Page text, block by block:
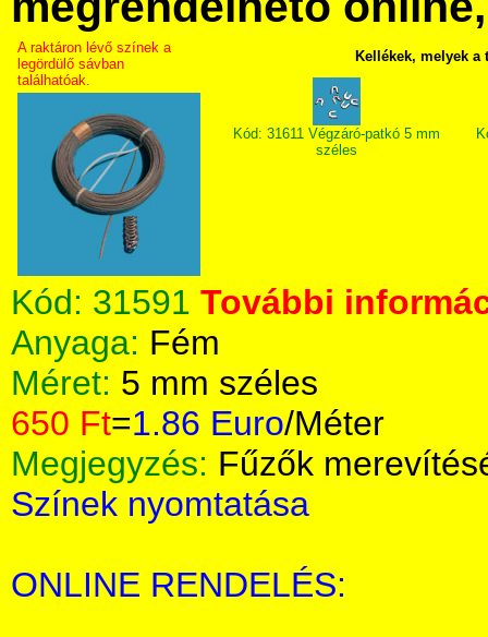
A raktáron lévő színek a
legördülő sávban
találhatóak.
Kellékek, melyek
Kód: 31611 Végzáró-patkó 5 mm
széles
Kód: 31591 További
Anyaga: Fém
Méret: 5 mm széles
650 Ft=1.86 Euro/Méter
Megjegyzés: Fűzők
Színek nyomtatása
ONLINE RENDELÉS: